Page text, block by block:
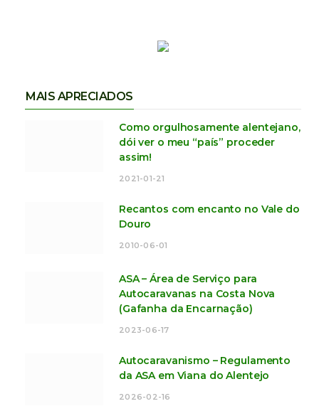
MAIS APRECIADOS
Como orgulhosamente alentejano,
dói ver o meu “país” proceder
assim!
2021-01-21
Recantos com encanto no Vale do
Douro
2010-06-01
ASA – Área de Serviço para
Autocaravanas na Costa Nova
(Gafanha da Encarnação)
2023-06-17
Autocaravanismo – Regulamento
da ASA em Viana do Alentejo
2026-02-16